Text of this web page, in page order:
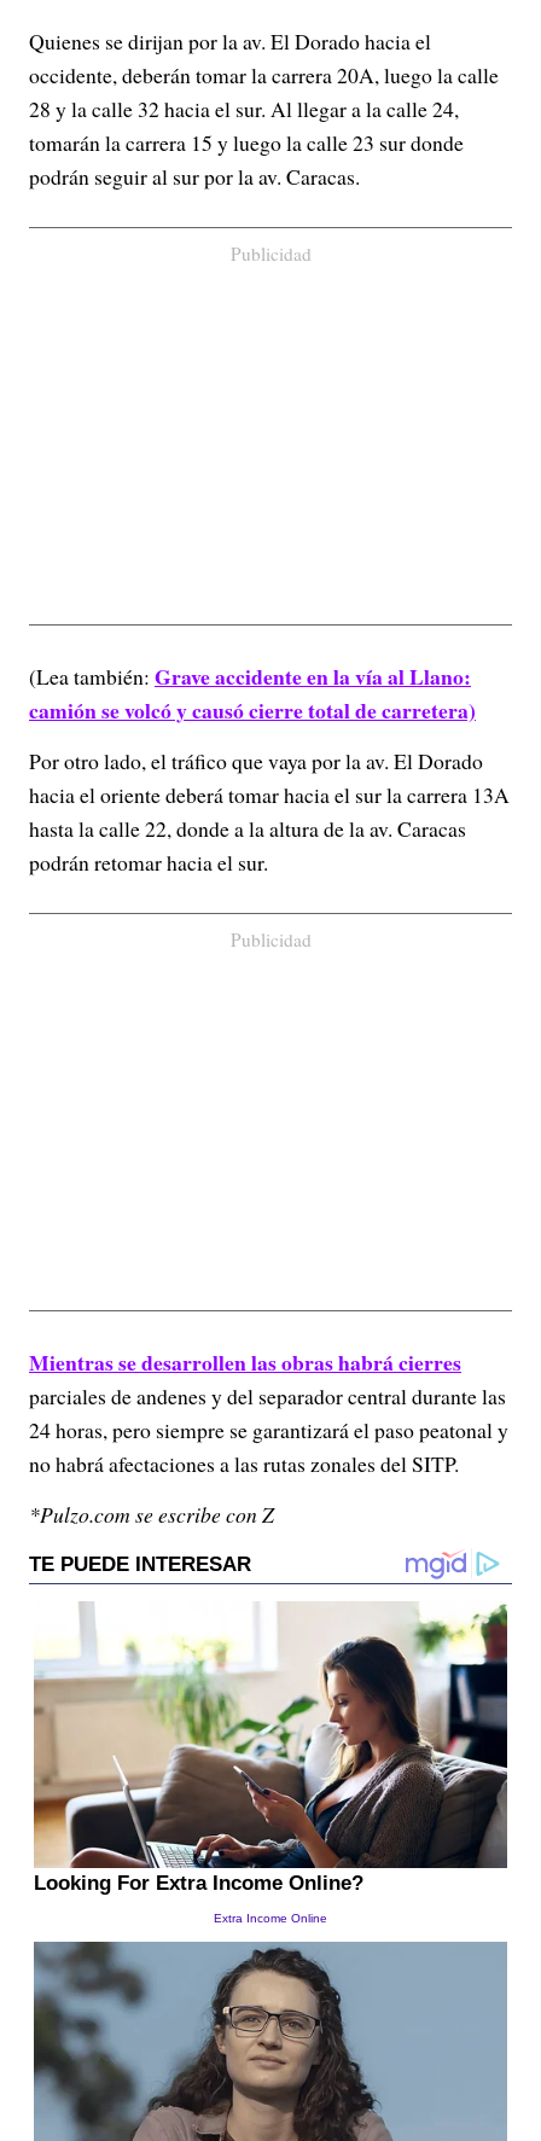
Quienes se dirijan por la av. El Dorado hacia el
occidente, deberán tomar la carrera 20A, luego la calle
28 y la calle 32 hacia el sur. Al llegar a la calle 24,
tomarán la carrera 15 y luego la calle 23 sur donde
podrán seguir al sur por la av. Caracas.
Publicidad
(Lea también: Grave accidente en la vía al Llano:
camión se volcó y causó cierre total de carretera)
Por otro lado, el tráfico que vaya por la av. El Dorado
hacia el oriente deberá tomar hacia el sur la carrera 13A
hasta la calle 22, donde a la altura de la av. Caracas
podrán retomar hacia el sur.
Publicidad
Mientras se desarrollen las obras habrá cierres
parciales de andenes y del separador central durante las
24 horas, pero siempre se garantizará el paso peatonal y
no habrá afectaciones a las rutas zonales del SITP.
*Pulzo.com se escribe con Z